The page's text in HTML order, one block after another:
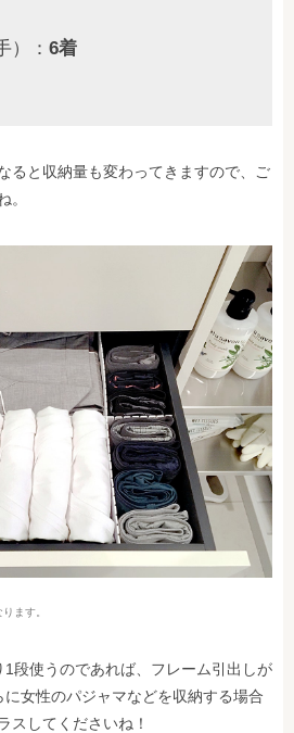
）： 6着
ると収納量も変わってきますので、ご
。
ます。
段使うのであれば、フレーム引出しが
女性のパジャマなどを収納する場合
スしてくださいね！